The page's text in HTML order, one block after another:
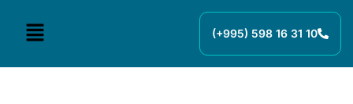
(+995) 598 16 31 10